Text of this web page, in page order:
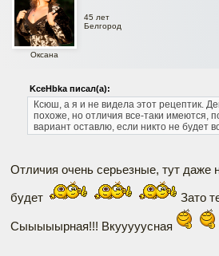
Оксана
45 лет
Белгород
KceHbka писал(а):
Ксюш, а я и не видела этот рецептик.
похоже, но отличия все-таки имеются,
вариант оставлю, если никто не будет
Отличия очень серьезные, тут даже
будет Зато
Сыыыыырная!!! Вкууууусная